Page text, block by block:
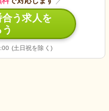
合う求人を
(土日祝を除く)